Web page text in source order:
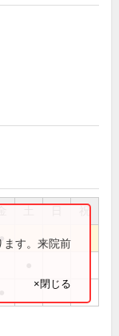
祝
●ます。来院前
×閉じる